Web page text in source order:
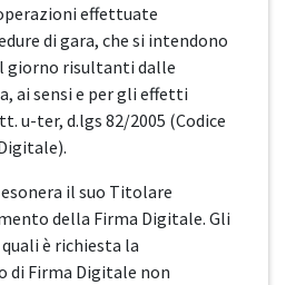
effettuate
di gara, che si intendono
giorno risultanti dalle
ai sensi e per gli effetti
u-ter, d.lgs 82/2005 (Codice
esonera il suo Titolare
della Firma Digitale. Gli
è richiesta la
di Firma Digitale non